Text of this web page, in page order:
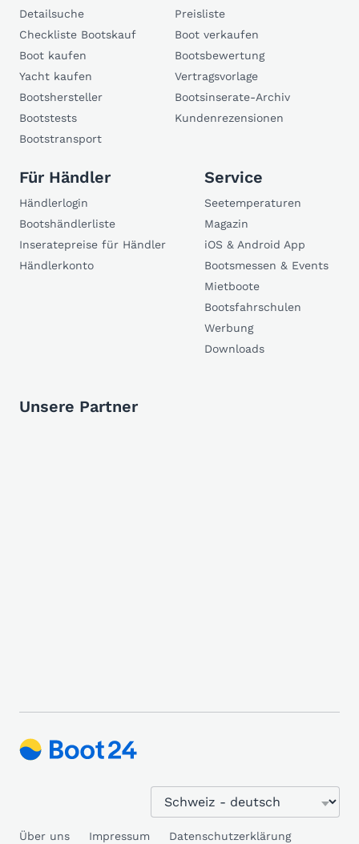
Detailsuche
Checkliste Bootskauf
Boot kaufen
Yacht kaufen
Bootshersteller
Bootstests
Bootstransport
Preisliste
Boot verkaufen
Bootsbewertung
Vertragsvorlage
Bootsinserate-Archiv
Kundenrezensionen
Für Händler
Händlerlogin
Bootshändlerliste
Inseratepreise für Händler
Händlerkonto
Service
Seetemperaturen
Magazin
iOS & Android App
Bootsmessen & Events
Mietboote
Bootsfahrschulen
Werbung
Downloads
Unsere Partner
Über uns Impressum
Datenschutzerklärung